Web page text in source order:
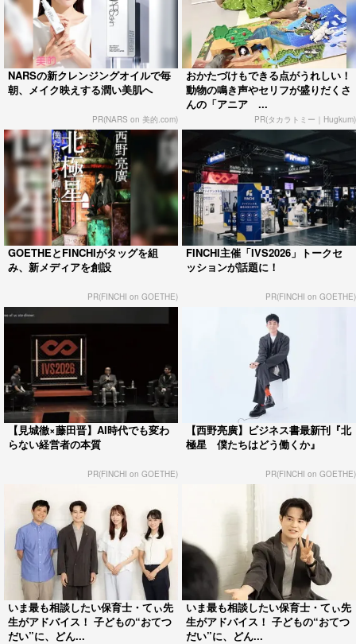
NARSの新クレンジングオイルで毎
朝、メイク映えする潤い美肌へ
PR(NARS on 美的.com)
おかたづけもできる点がうれしい！
動物の鳴き声やセリフが盛りだくさ
んの「アニア ...
PR(タカラトミー｜Hugkum)
GOETHEとFINCHIがタッグを組
み、新メディアを創設
PR(FINCHI on GOETHE)
FINCHI主催「IVS2026」トークセ
ッションが話題に！
PR(FINCHI on GOETHE)
【見城徹×藤田晋】AI時代でも変わ
らない経営者の本質
PR(FINCHI on GOETHE)
【西野亮廣】ビジネス書最新刊『北
極星 僕たちはどう働くか』
PR(FINCHI on GOETHE)
いま最も相談したい保育士・てぃ先
生がアドバイス！ 子どもの“おてつ
だい”に、どん...
いま最も相談したい保育士・てぃ先
生がアドバイス！ 子どもの“おてつ
だい”に、どん...